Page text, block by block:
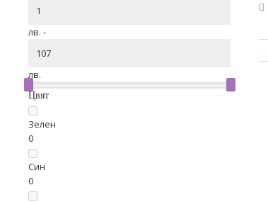
лв. -
лв.
Цвят
Зелен
0
Син
0